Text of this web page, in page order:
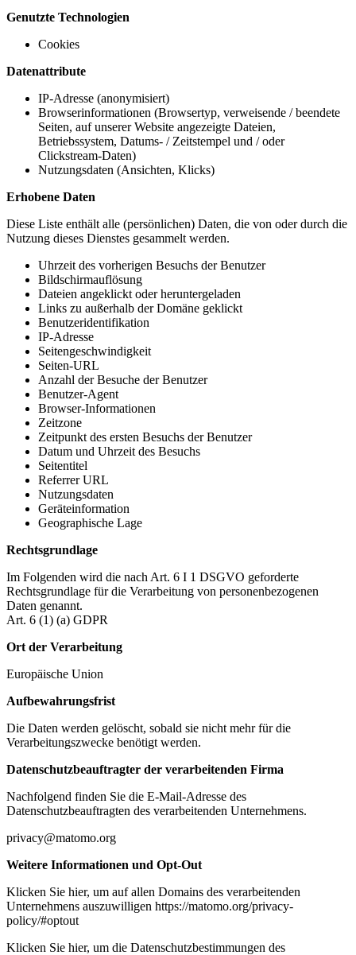
Genutzte Technologien
Cookies
Datenattribute
IP-Adresse (anonymisiert)
Browserinformationen (Browsertyp, verweisende / beendete
Seiten, auf unserer Website angezeigte Dateien,
Betriebssystem, Datums- / Zeitstempel und / oder
Clickstream-Daten)
Nutzungsdaten (Ansichten, Klicks)
Erhobene Daten
Diese Liste enthält alle (persönlichen) Daten, die von oder durch die
Nutzung dieses Dienstes gesammelt werden.
Uhrzeit des vorherigen Besuchs der Benutzer
Bildschirmauflösung
Dateien angeklickt oder heruntergeladen
Links zu außerhalb der Domäne geklickt
Benutzeridentifikation
IP-Adresse
Seitengeschwindigkeit
Seiten-URL
Anzahl der Besuche der Benutzer
Benutzer-Agent
Browser-Informationen
Zeitzone
Zeitpunkt des ersten Besuchs der Benutzer
Datum und Uhrzeit des Besuchs
Seitentitel
Referrer URL
Nutzungsdaten
Geräteinformation
Geographische Lage
Rechtsgrundlage
Im Folgenden wird die nach Art. 6 I 1 DSGVO geforderte
Rechtsgrundlage für die Verarbeitung von personenbezogenen
Daten genannt.
Art. 6 (1) (a) GDPR
Ort der Verarbeitung
Europäische Union
Aufbewahrungsfrist
Die Daten werden gelöscht, sobald sie nicht mehr für die
Verarbeitungszwecke benötigt werden.
Datenschutzbeauftragter der verarbeitenden Firma
Nachfolgend finden Sie die E-Mail-Adresse des
Datenschutzbeauftragten des verarbeitenden Unternehmens.
privacy@matomo.org
Weitere Informationen und Opt-Out
Klicken Sie hier, um auf allen Domains des verarbeitenden
Unternehmens auszuwilligen https://matomo.org/privacy-
policy/#optout
Klicken Sie hier, um die Datenschutzbestimmungen des